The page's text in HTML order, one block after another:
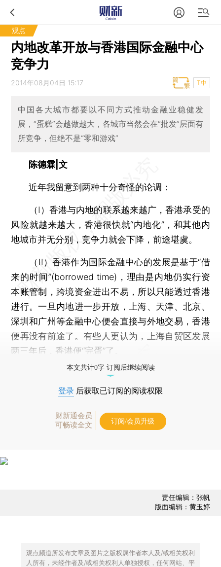
观点
内地改革开放与香港国际金融中心
竞争力
2014年08月04日 15:17 T中
中国各大城市都要以不同方式推动金融业稳健发
展，“蛋糕”会越做越大，各城市当然会在“批发”层面有
所竞争，但绝不是“零和游戏”
陈德霖|文
近年我留意到两种十分奇怪的论调：
（I）香港与内地的联系越来越广，香港承受的
风险就越来越大，香港很快就“内地化”，和其他内
地城市并无分别，竞争力就会下降，前途堪虞。
（II）香港作为国际金融中心的发展是基于“借
来的时间”(borrowed time)，理由是内地仍实行资
本账管制，跨境资金进出不易，所以只能透过香港
进行。一旦内地进一步开放，上海、天津、北京、
深圳和广州等金融中心便会直接与外地交易，香港
便再没有前途了。有些人更认为，上海自贸区发展
两三年后，香港便“完蛋”了。
本文共计0字 订阅后继续阅读
登录 后获取已订阅的阅读权限
财新通会员
可畅读全文
订阅/会员升级
责任编辑：张帆
版面编辑：黄玉婷
观点频道所发布文章及图片之版权属作者本人及/或相关权利
人所有，未经作者及/或相关权利人单独授权，任何网站、平